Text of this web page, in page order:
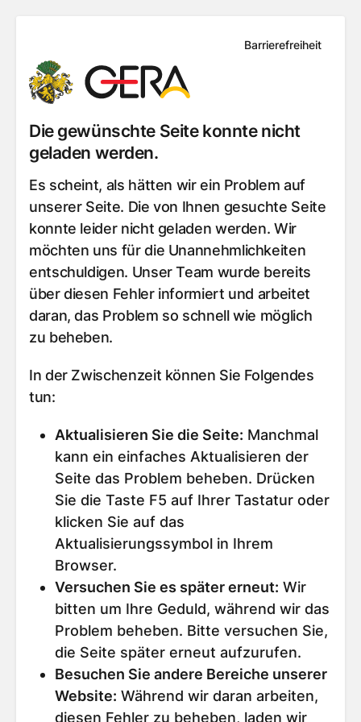
Barrierefreiheit
Die gewünschte Seite konnte nicht
geladen werden.
Es scheint, als hätten wir ein Problem auf
unserer Seite. Die von Ihnen gesuchte Seite
konnte leider nicht geladen werden. Wir
möchten uns für die Unannehmlichkeiten
entschuldigen. Unser Team wurde bereits
über diesen Fehler informiert und arbeitet
daran, das Problem so schnell wie möglich
zu beheben.
In der Zwischenzeit können Sie Folgendes
tun:
Aktualisieren Sie die Seite: Manchmal
kann ein einfaches Aktualisieren der
Seite das Problem beheben. Drücken
Sie die Taste F5 auf Ihrer Tastatur oder
klicken Sie auf das
Aktualisierungssymbol in Ihrem
Browser.
Versuchen Sie es später erneut: Wir
bitten um Ihre Geduld, während wir das
Problem beheben. Bitte versuchen Sie,
die Seite später erneut aufzurufen.
Besuchen Sie andere Bereiche unserer
Website: Während wir daran arbeiten,
diesen Fehler zu beheben, laden wir